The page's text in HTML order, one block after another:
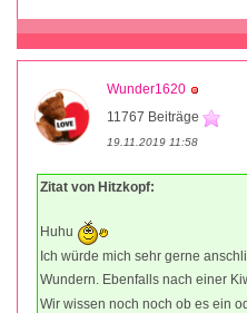
Wunder1620
11767 Beiträge
19.11.2019 11:58
Zitat von Hitzkopf:
Huhu
Ich würde mich sehr gerne
Wundern. Ebenfalls nach einer
Wir wissen noch noch ob es ein